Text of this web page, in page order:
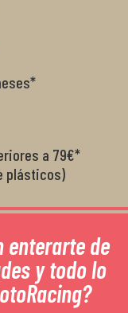
a 79€*
plásticos)
enterarte de
y todo lo